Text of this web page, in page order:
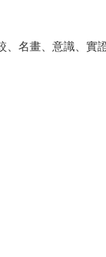
、名畫、意識、實